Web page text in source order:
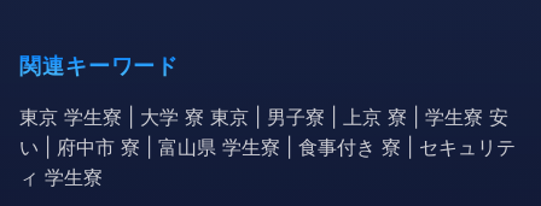
関連キーワード
東京 学生寮 | 大学 寮 東京 | 男子寮 | 上京 寮 | 学生寮 安
い | 府中市 寮 | 富山県 学生寮 | 食事付き 寮 | セキュリテ
ィ 学生寮